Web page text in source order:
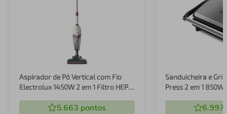
Aspirador de Pó Vertical com Fio
Electrolux 1450W 2 em 1 Filtro HEPA
5.663 pontos
Sanduicheira e
Press 2 em 1 850W
6.997